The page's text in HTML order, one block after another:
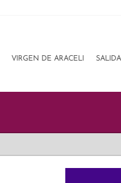
VIRGEN DE ARACELI